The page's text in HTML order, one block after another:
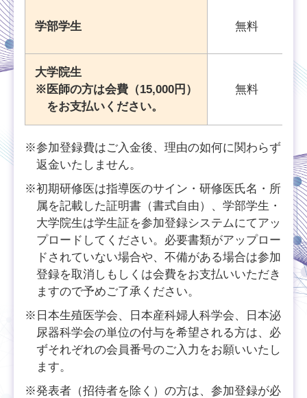
学部学生 無料
大学院生
※医師の方は会費（15,000円）
をお支払いください。
無料
※参加登録費はご入金後、理由の如何に関わらず
返金いたしません。
※初期研修医は指導医のサイン・研修医氏名・所
属を記載した証明書（書式自由）、学部学生・
大学院生は学生証を参加登録システムにてアッ
プロードしてください。必要書類がアップロー
ドされていない場合や、不備がある場合は参加
登録を取消しもしくは会費をお支払いいただき
ますので予めご了承ください。
※日本生殖医学会、日本産科婦人科学会、日本泌
尿器科学会の単位の付与を希望される方は、必
ずそれぞれの会員番号のご入力をお願いいたし
ます。
※発表者（招待者を除く）の方は、参加登録が必